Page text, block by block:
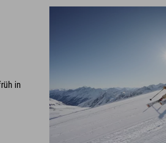
in